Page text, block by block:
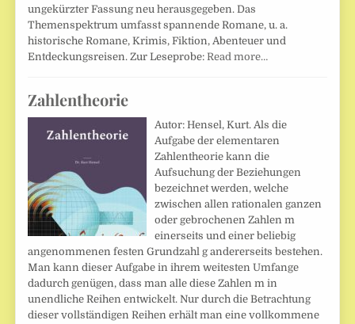
ungekürzter Fassung neu herausgegeben. Das
Themenspektrum umfasst spannende Romane, u. a.
historische Romane, Krimis, Fiktion, Abenteuer und
Entdeckungsreisen. Zur Leseprobe:Read more…
Zahlentheorie
Autor: Hensel, Kurt. Als die
Aufgabe der elementaren
Zahlentheorie kann die
Aufsuchung der Beziehungen
bezeichnet werden, welche
zwischen allen rationalen ganzen
oder gebrochenen Zahlen m
einerseits und einer beliebig
angenommenen festen Grundzahl g andererseits bestehen.
Man kann dieser Aufgabe in ihrem weitesten Umfange
dadurch genügen, dass man alle diese Zahlen m in
unendliche Reihen entwickelt. Nur durch die Betrachtung
dieser vollständigen Reihen erhält man eine vollkommene